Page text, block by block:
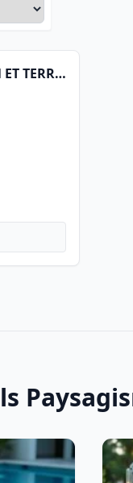
Paysagiste Le Raincy - PRO JARDIN ET TERRASSE: Paysagiste 93 - Entreprise Espace Vert 93